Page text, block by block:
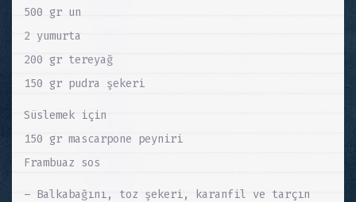
500 gr un
2 yumurta
200 gr tereyağ
150 gr pudra şekeri
Süslemek için
150 gr mascarpone peyniri
Frambuaz sos
– Balkabağını, toz şekeri, karanfil ve tarçın